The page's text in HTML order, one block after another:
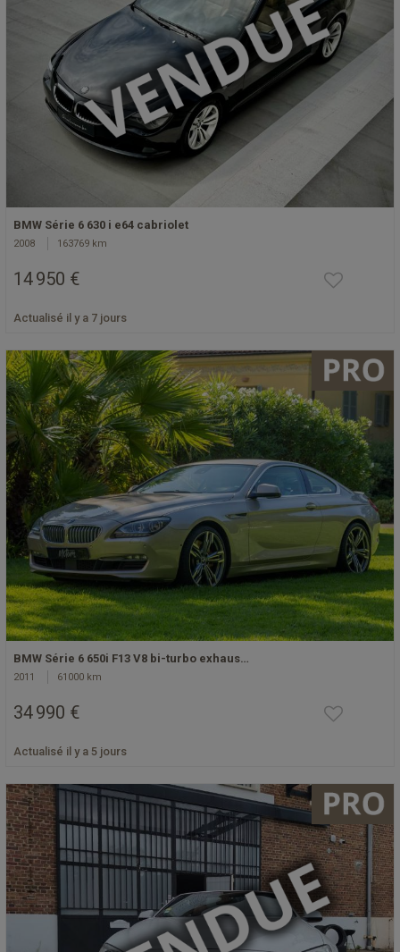
BMW Série 6 630 i e64 cabriolet
2008 163769 km
14 950 €
Actualisé il y a 7 jours
BMW Série 6 650i F13 V8 bi-turbo exhaus…
2011 61000 km
34 990 €
Actualisé il y a 5 jours